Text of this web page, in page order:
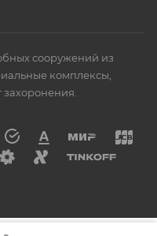
сооружений из
комплексы,
захоронения.